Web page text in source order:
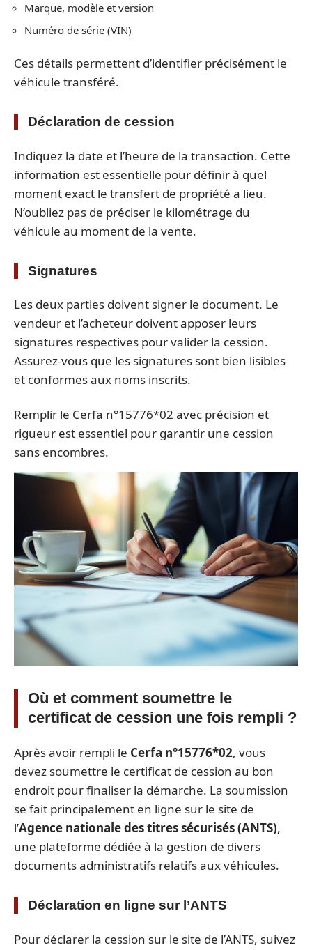
Marque, modèle et version
Numéro de série (VIN)
Ces détails permettent d’identifier précisément le
véhicule transféré.
Déclaration de cession
Indiquez la date et l’heure de la transaction. Cette
information est essentielle pour définir à quel
moment exact le transfert de propriété a lieu.
N’oubliez pas de préciser le kilométrage du
véhicule au moment de la vente.
Signatures
Les deux parties doivent signer le document. Le
vendeur et l’acheteur doivent apposer leurs
signatures respectives pour valider la cession.
Assurez-vous que les signatures sont bien lisibles
et conformes aux noms inscrits.
Remplir le Cerfa n°15776*02 avec précision et
rigueur est essentiel pour garantir une cession
sans encombres.
Où et comment soumettre le
certificat de cession une fois rempli ?
Après avoir rempli le Cerfa n°15776*02, vous
devez soumettre le certificat de cession au bon
endroit pour finaliser la démarche. La soumission
se fait principalement en ligne sur le site de
l’Agence nationale des titres sécurisés (ANTS),
une plateforme dédiée à la gestion de divers
documents administratifs relatifs aux véhicules.
Déclaration en ligne sur l’ANTS
Pour déclarer la cession sur le site de l’ANTS, suivez